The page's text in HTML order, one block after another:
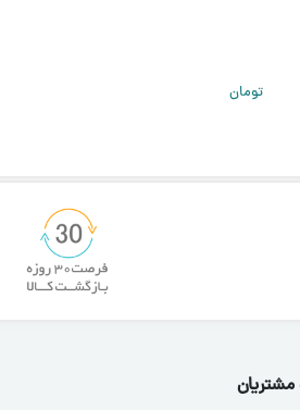
تومان